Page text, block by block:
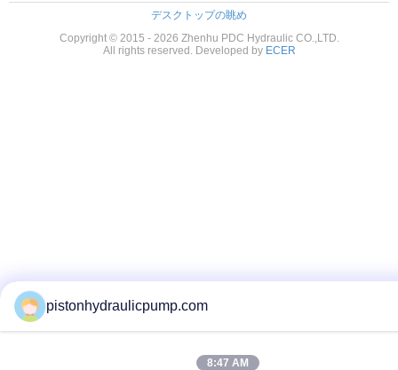
デスクトップの眺め
Copyright © 2015 - 2026 Zhenhu PDC Hydraulic CO.,LTD.
All rights reserved. Developed by ECER
pistonhydraulicpump.com
8:47 AM